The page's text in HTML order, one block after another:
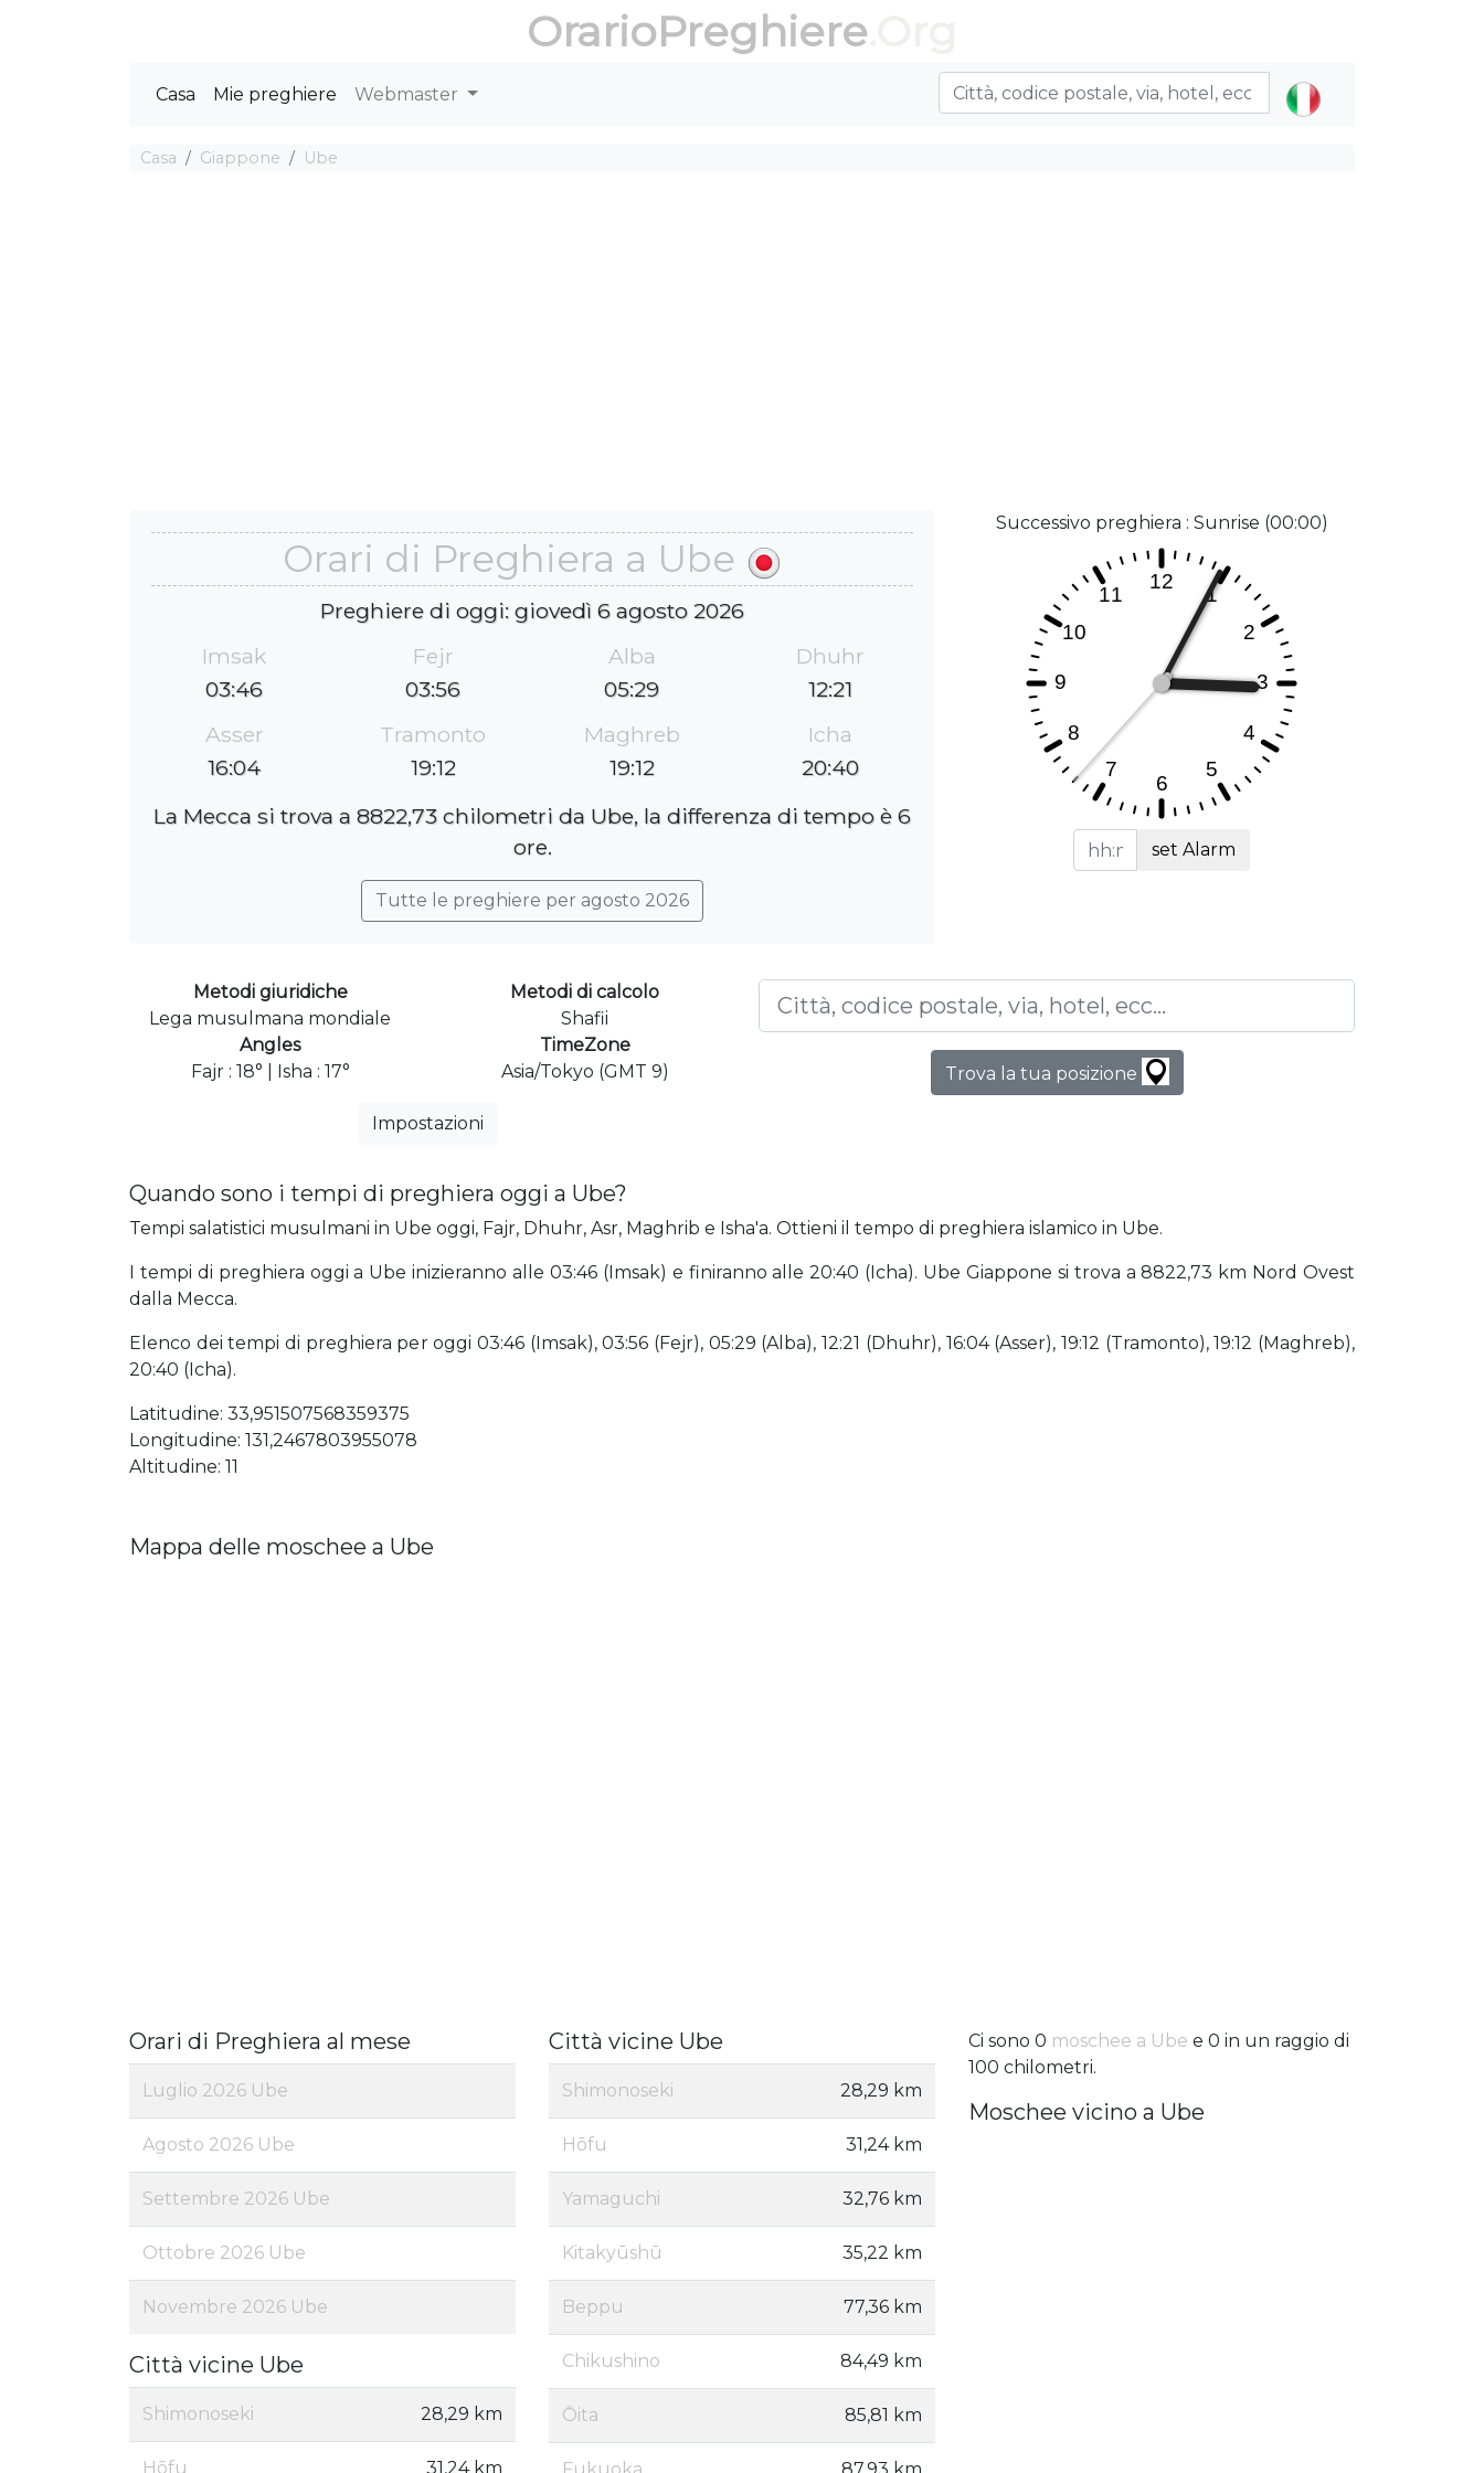
OrarioPreghiere
Casa Mie preghiere Webmaster
Casa Giappone Ube
Orari di Preghiera a Ube
Preghiere di oggi: giovedì 6 agosto 2026
Imsak
03:46
Fejr
03:56
Alba
05:29
Dhuhr
12:21
Asser
16:04
Tramonto
19:12
Maghreb
19:12
Icha
20:40
La Mecca si trova a 8822,73 chilometri da Ube, la differenza di tempo è 6
ore.
Tutte le preghiere per agosto 2026
Successivo preghiera : Sunrise (00:00)
set Alarm
Metodi giuridiche
Lega musulmana mondiale
Metodi di calcolo
Shafii
Angles
Fajr : 18° | Isha : 17°
TimeZone
Asia/Tokyo (GMT 9)
Impostazioni
Trova la tua posizione
Quando sono i tempi di preghiera oggi a Ube?
Tempi salatistici musulmani in Ube oggi, Fajr, Dhuhr, Asr, Maghrib e Isha'a. Ottieni il tempo di preghiera islamico in Ube.
I tempi di preghiera oggi a Ube inizieranno alle 03:46 (Imsak) e finiranno alle 20:40 (Icha). Ube Giappone si trova a 8822,73 km Nord Ovest
dalla Mecca.
Elenco dei tempi di preghiera per oggi 03:46 (Imsak), 03:56 (Fejr), 05:29 (Alba), 12:21 (Dhuhr), 16:04 (Asser), 19:12 (Tramonto), 19:12 (Maghreb),
20:40 (Icha).
Latitudine: 33,951507568359375
Longitudine: 131,2467803955078
Altitudine: 11
Mappa delle moschee a Ube
Orari di Preghiera al mese
Luglio 2026 Ube
Agosto 2026 Ube
Settembre 2026 Ube
Ottobre 2026 Ube
Novembre 2026 Ube
Città vicine Ube
Shimonoseki 28,29 km
Hōfu 31,24 km
Città vicine Ube
Shimonoseki 28,29 km
Hōfu 31,24 km
Yamaguchi 32,76 km
Kitakyūshū 35,22 km
Beppu 77,36 km
Chikushino 84,49 km
Ōita 85,81 km
Fukuoka 87,93 km
Ci sono 0 moschee a Ube e 0 in un raggio di
100 chilometri.
Moschee vicino a Ube